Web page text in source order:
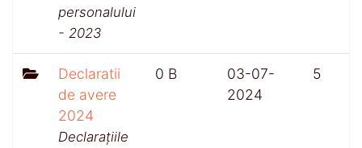
personalului
- 2023
Declaratii
de avere
2024
Declarațiile
0 B
03-07-
2024
5